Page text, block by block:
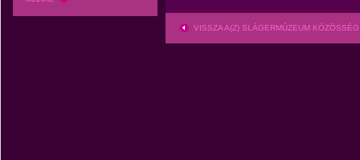
VISSZA A(Z) SLÁGERMÚZEUM